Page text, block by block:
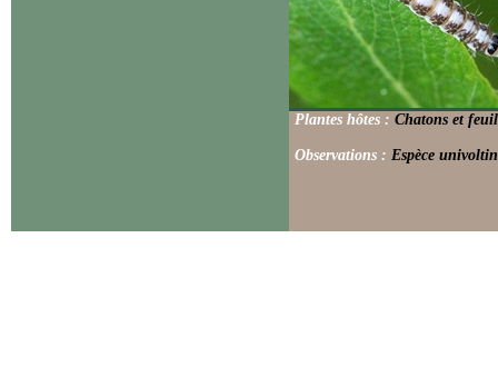
Plantes hôtes : Chatons et
Observations : Espèce